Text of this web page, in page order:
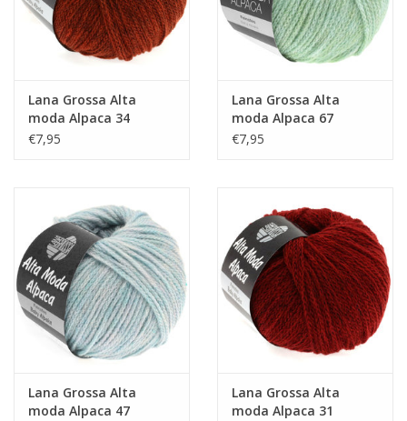
Loyalty
Lana Grossa Alta
moda Alpaca 34
€7,95
Lana Grossa Alta
moda Alpaca 67
€7,95
Lana Grossa Alta
moda Alpaca 47
Lana Grossa Alta
moda Alpaca 31